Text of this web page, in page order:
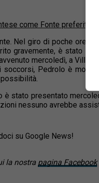
come Fonte preferita
Nel giro di poche ore
gravemente, è stato
mercoledì, a Villa
soccorsi, Pedrolo è
è stato presentato
nessuno avrebbe
su Google News!
la nostra pagina Facebook